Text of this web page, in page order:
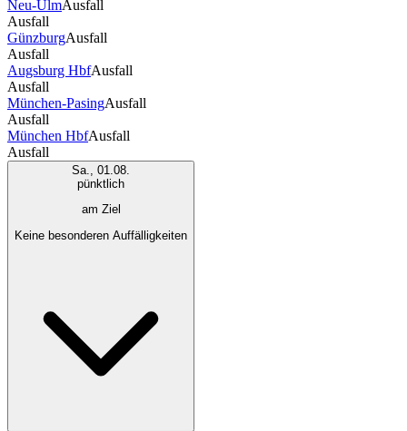
Neu-UlmAusfall
Ausfall
GünzburgAusfall
Ausfall
Augsburg HbfAusfall
Ausfall
München-PasingAusfall
Ausfall
München HbfAusfall
Ausfall
Sa., 01.08.
pünktlich
am Ziel
Keine besonderen Auffälligkeiten